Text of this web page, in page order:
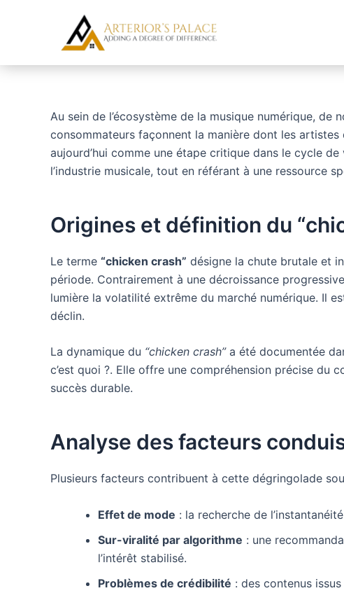
Au sein de l’écosystème de la musique numérique,
consommateurs façonnent la manière dont les
aujourd’hui comme une étape critique dans le cycle
l’industrie musicale, tout en référant à une ressource
Origines et définition du
Le terme “chicken crash” désigne la chute brutale et
période. Contrairement à une décroissance
lumière la volatilité extrême du marché numérique. Il
déclin.
La dynamique du “chicken crash”a été documentée
c’est quoi ?. Elle offre une compréhension précise du
succès durable.
Analyse des facteurs
Plusieurs facteurs contribuent à cette dégringolade
Effet de mode : la recherche de
Sur-viralité par algorithme : une
l’intérêt stabilisé.
Problèmes de crédibilité : des contenus
navigation